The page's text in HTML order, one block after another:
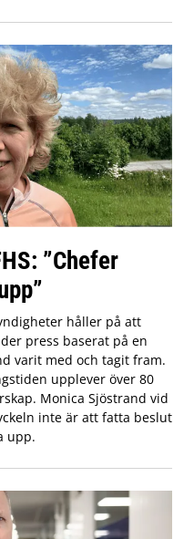
”Chefer
håller på att
press baserat på en
varit med och tagit fram.
upplever över 80
Monica Sjöstrand vid
inte är att fatta beslut
upp.